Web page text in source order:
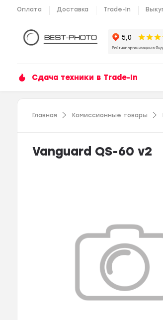
Оплата Доставка Trade-In
Сдача техники в Trade-In
Главная Комиссионные товары
Vanguard QS-60 v2